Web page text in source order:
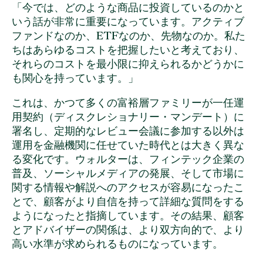
「今では、どのような商品に投資しているのかと
いう話が非常に重要になっています。アクティブ
ファンドなのか、ETFなのか、先物なのか。私た
ちはあらゆるコストを把握したいと考えており、
それらのコストを最小限に抑えられるかどうかに
も関心を持っています。」
これは、かつて多くの富裕層ファミリーが一任運
用契約（ディスクレショナリー・マンデート）に
署名し、定期的なレビュー会議に参加する以外は
運用を金融機関に任せていた時代とは大きく異な
る変化です。ウォルターは、フィンテック企業の
普及、ソーシャルメディアの発展、そして市場に
関する情報や解説へのアクセスが容易になったこ
とで、顧客がより自信を持って詳細な質問をする
ようになったと指摘しています。その結果、顧客
とアドバイザーの関係は、より双方向的で、より
高い水準が求められるものになっています。